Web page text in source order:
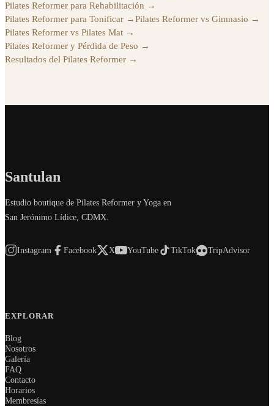
Pilates Reformer para Rehabilitación →
Pilates Reformer para Tonificar →Pilates Reformer vs Gimnasio →
Pilates Reformer vs Pilates Mat →
Pilates Reformer y Pérdida de Peso →
Resultados del Pilates Reformer →
Santulan
Estudio boutique de Pilates Reformer y Yoga en
San Jerónimo Lídice, CDMX.
Instagram Facebook X YouTube TikTok TripAdvisor
EXPLORAR
Blog
Nosotros
Galería
FAQ
Contacto
Horarios
Membresías